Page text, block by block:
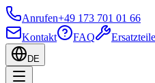
Anrufen+49 173 701 01 66
Kontakt
FAQ Ersatzteile
DE